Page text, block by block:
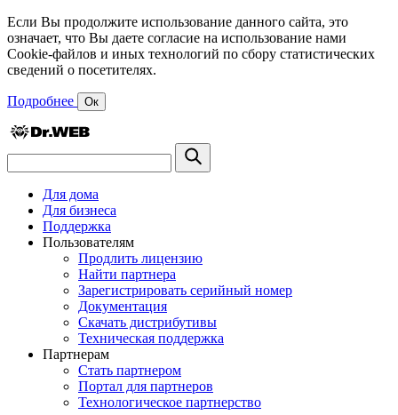
Если Вы продолжите использование данного сайта, это
означает, что Вы даете согласие на использование нами
Cookie-файлов и иных технологий по сбору статистических
сведений о посетителях.
Подробнее Ок
Для дома
Для бизнеса
Поддержка
Пользователям
Продлить лицензию
Найти партнера
Зарегистрировать серийный номер
Документация
Скачать дистрибутивы
Техническая поддержка
Партнерам
Стать партнером
Портал для партнеров
Технологическое партнерство